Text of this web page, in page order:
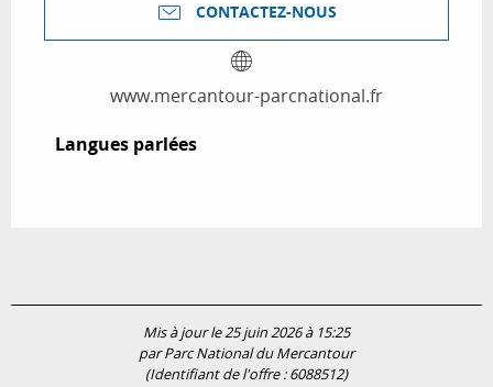
CONTACTEZ-NOUS
www.mercantour-parcnational.fr
Langues parlées
Langues parlées
Mis à jour le 25 juin 2026 à 15:25
par Parc National du Mercantour
(Identifiant de l'offre :6088512)